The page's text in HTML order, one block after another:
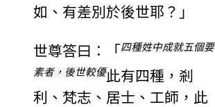
如、有差別於後世耶？」
世尊答曰：「 四種姓中成就五個要
素者，後世較優此有四種，剎
利、梵志、居士、工師，此